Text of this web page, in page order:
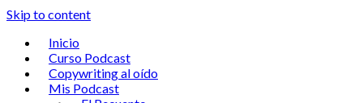
Skip to content
Inicio
Curso Podcast
Copywriting al oído
Mis Podcast